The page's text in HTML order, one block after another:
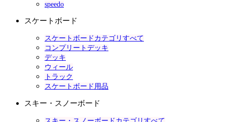
speedo
スケートボード
スケートボードカテゴリすべて
コンプリートデッキ
デッキ
ウィール
トラック
スケートボード用品
スキー・スノーボード